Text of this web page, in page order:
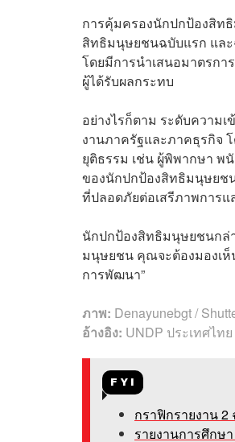
การคุ้มครองนักปกป้องสิท
สิทธิมนุษยชนฉบับแรก และฉ
โดยมีการนำเสนอมาตรกา
ผู้ได้รับผลกระทบ
อย่างไรก็ตาม ระดับความ
งานภาครัฐและภาคธุรกิจ
ยุติธรรม เช่น ผู้พิพากษา พ
ของนักปกป้องสิทธิมนุษยช
ที่ปลอดภัยต่อเสรีภาพการ
นักปกป้องสิทธิมนุษยชนกล่
มนุษยชน คุณจะต้องมองเ
การพัฒนา”
ภาพ: Denayunebgt/
อ้างอิง: UNDP ประเทศไทย
FYI
กราฟิกรายงาน 2
รายงานการศึกษ